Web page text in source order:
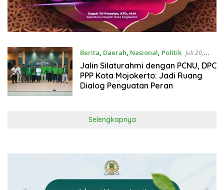
Berita, Daerah, Nasional, Politik Juli 20,
2026
Jalin Silaturahmi dengan PCNU, DPC
PPP Kota Mojokerto: Jadi Ruang
Dialog Penguatan Peran
Selengkapnya